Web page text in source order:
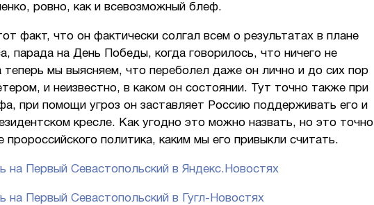
ровно, как и всевозможный блеф.
факт, что он фактически солгал всем о результатах в плане
парада на День Победы, когда говорилось, что ничего не
теперь мы выясняем, что переболел даже он лично и до сих пор
и неизвестно, в каком он состоянии. Тут точно также при
при помощи угроз он заставляет Россию поддерживать его и
кресле. Как угодно это можно назвать, но это точно
пророссийского политика, каким мы его привыкли считать.
на Первый Севастопольский в Яндекс.Новостях
на Первый Севастопольский в Гугл-Новостях